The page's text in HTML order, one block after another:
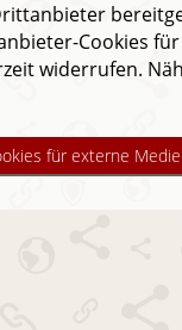
Cookies
widerrufen.
für externe